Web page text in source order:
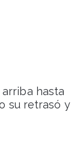
hasta
su retrasó y